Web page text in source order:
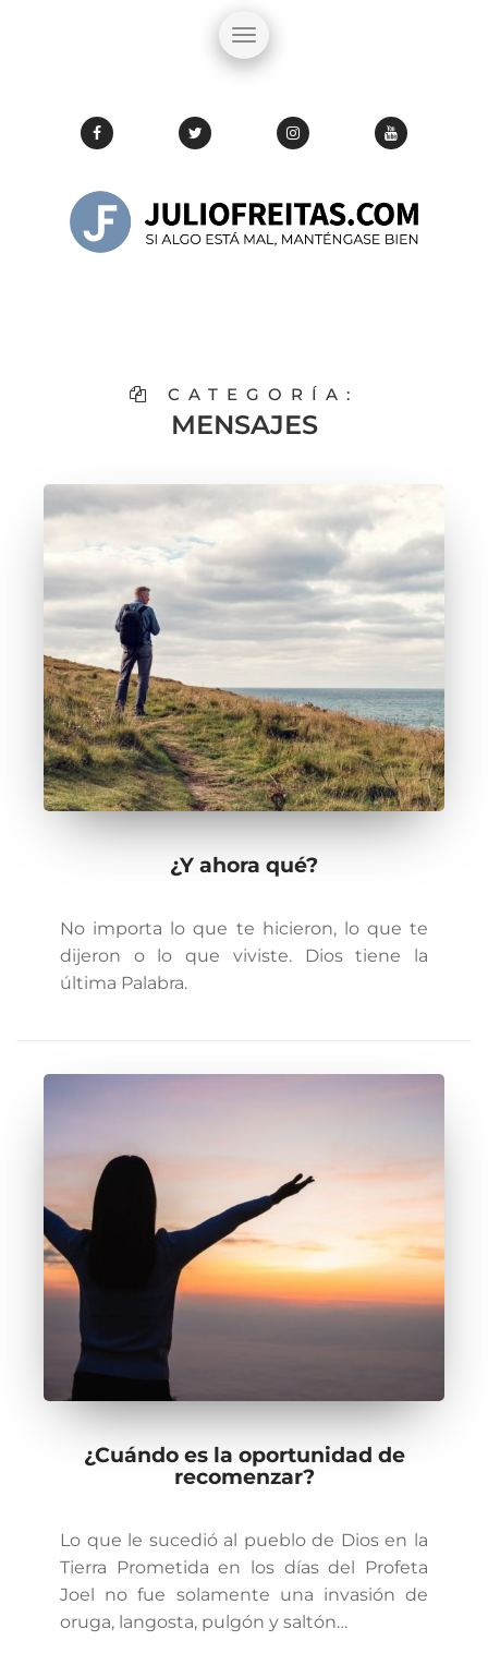
CATEGORÍA:
MENSAJES
¿Y ahora qué?
No importa lo que te hicieron, lo que te
dijeron o lo que viviste. Dios tiene la
última Palabra.
¿Cuándo es la oportunidad de
recomenzar?
Lo que le sucedió al pueblo de Dios en la
Tierra Prometida en los días del Profeta
Joel no fue solamente una invasión de
oruga, langosta, pulgón y saltón…